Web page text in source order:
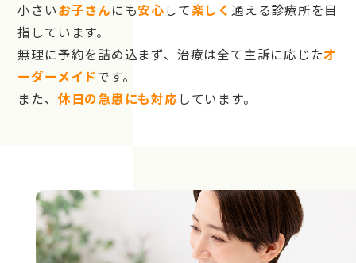
小さいお子さんにも安心して楽しく 通える診療所を目
指しています。
無理に予約を詰め込まず、治療は全て主訴に応じたオ
ーダーメイドです。
また、 休日の急患にも対応しています。